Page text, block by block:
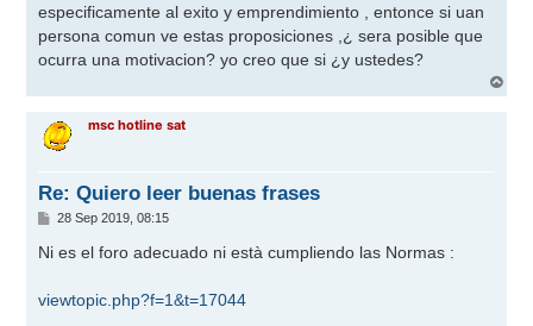
especificamente al exito y emprendimiento , entonce si uan
persona comun ve estas proposiciones ,¿ sera posible que
ocurra una motivacion? yo creo que si ¿y ustedes?
r
msc hotline sat
Re: Quiero leer buenas frases
M
n
s
e
28 Sep 2019, 08:15
Ni es el foro adecuado ni està cumpliendo las Normas :
viewtopic.php?f=1&t=17044